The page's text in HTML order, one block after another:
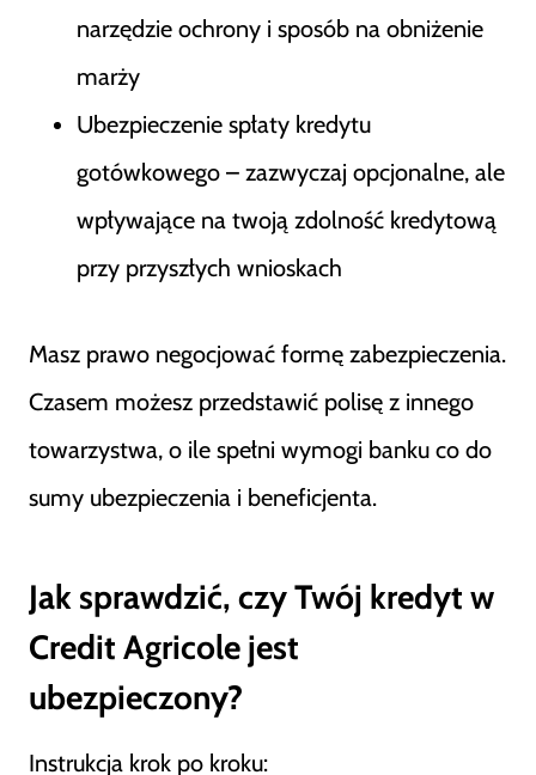
narzędzie ochrony i sposób na obniżenie
marży
Ubezpieczenie spłaty kredytu
gotówkowego – zazwyczaj opcjonalne, ale
wpływające na twoją zdolność kredytową
przy przyszłych wnioskach
Masz prawo negocjować formę zabezpieczenia.
Czasem możesz przedstawić polisę z innego
towarzystwa, o ile spełni wymogi banku co do
sumy ubezpieczenia i beneficjenta.
Jak sprawdzić, czy Twój kredyt w
Credit Agricole jest
ubezpieczony?
Instrukcja krok po kroku: